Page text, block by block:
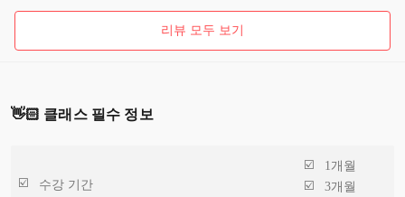
리뷰 모두 보기
👋🏻 클래스 필수 정보
수강 기간
1개월
3개월